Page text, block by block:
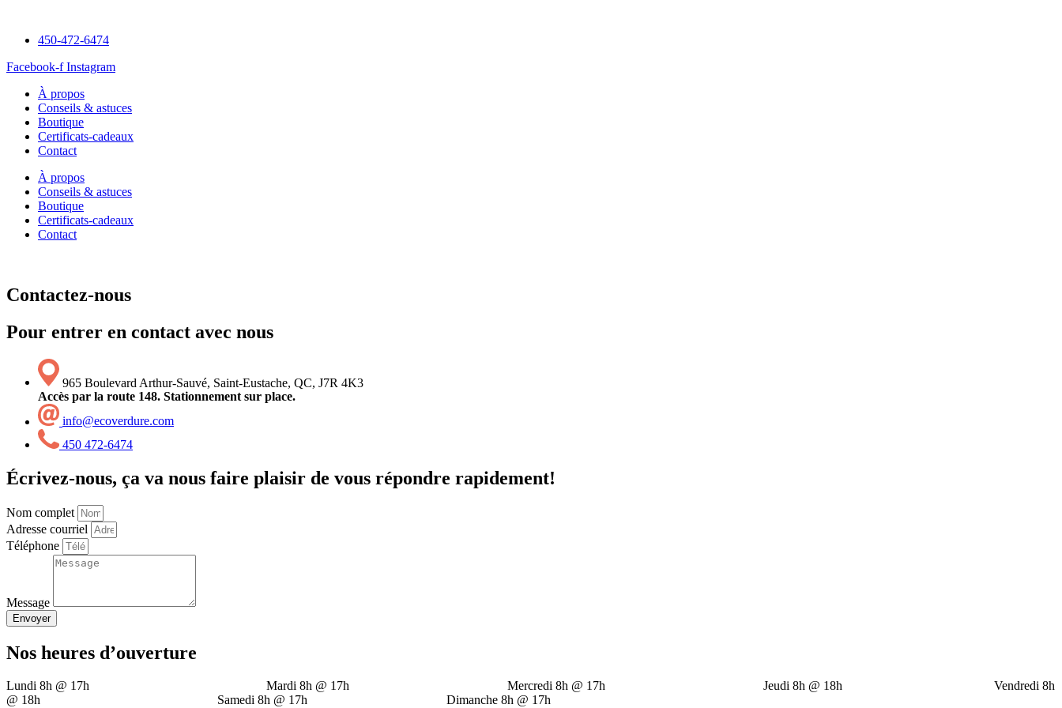
450-472-6474
Facebook-f Instagram
À propos
Conseils & astuces
Boutique
Certificats-cadeaux
Contact
À propos
Conseils & astuces
Boutique
Certificats-cadeaux
Contact
Contactez-nous
Pour entrer en contact avec nous
965 Boulevard Arthur-Sauvé, Saint-Eustache, QC, J7R 4K3
Accès par la route 148. Stationnement sur place.
info@ecoverdure.com
450 472-6474
Écrivez-nous, ça va nous faire plaisir de vous répondre rapidement!
Nom complet
Adresse courriel
Téléphone
Message
Envoyer
Nos heures d’ouverture
Lundi 8h @ 17h Mardi 8h @ 17h Mercredi 8h @ 17h Jeudi 8h @ 18h Vendredi 8h
@ 18h Samedi 8h @ 17h Dimanche 8h @ 17h